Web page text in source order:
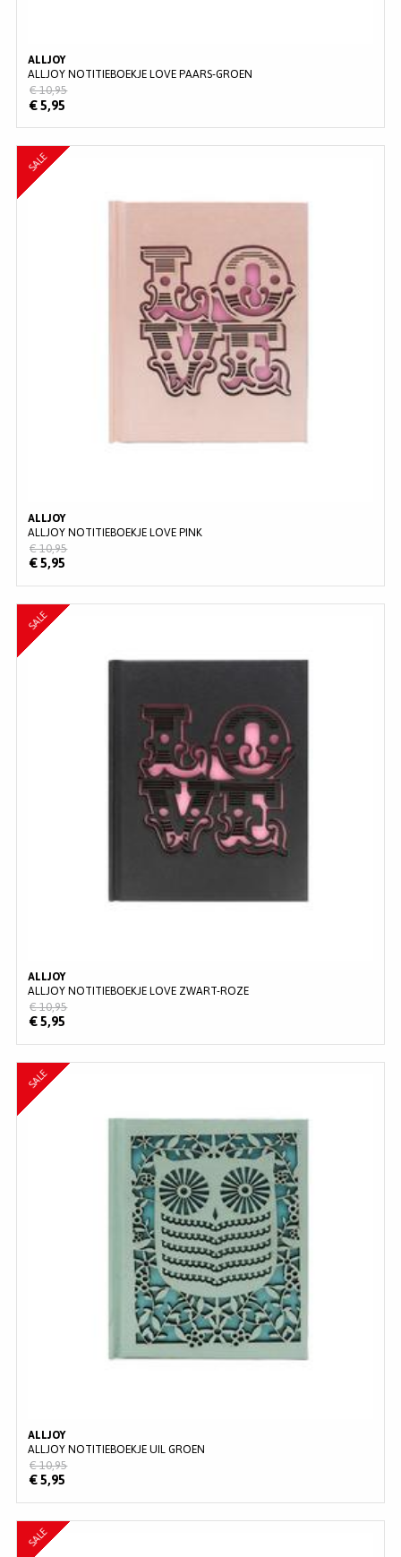
ALLJOY
ALLJOY NOTITIEBOEKJE LOVE PAARS-GROEN
€ 5,95
€ 10,95
ALLJOY
ALLJOY NOTITIEBOEKJE LOVE PINK
SALE
€ 5,95
€ 10,95
ALLJOY
ALLJOY NOTITIEBOEKJE LOVE ZWART-ROZE
SALE
€ 5,95
€ 10,95
ALLJOY
ALLJOY NOTITIEBOEKJE UIL GROEN
SALE
€ 5,95
€ 10,95
SALE